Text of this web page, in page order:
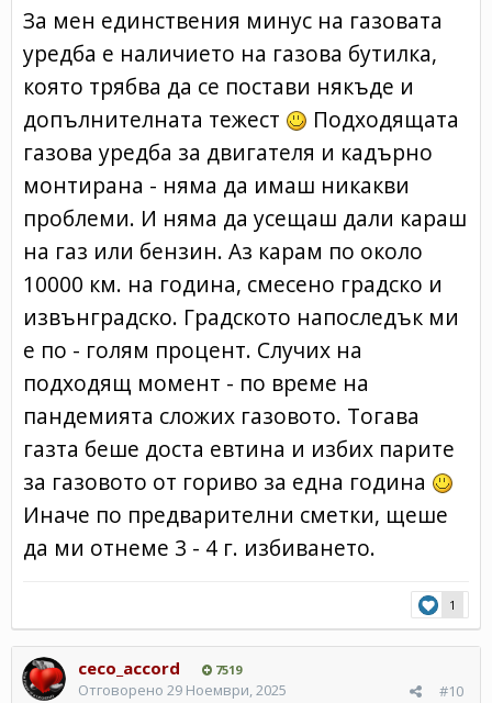
За мен единствения минус на газовата
уредба е наличието на газова бутилка,
която трябва да се постави някъде и
допълнителната тежест
Подходящата
газова уредба за двигателя и кадърно
монтирана - няма да имаш никакви
проблеми. И няма да усещаш дали караш
на газ или бензин. Аз карам по около
10000 км. на година, смесено градско и
извънградско. Градското напоследък ми
е по - голям процент. Случих на
подходящ момент - по време на
пандемията сложих газовото. Тогава
газта беше доста евтина и избих парите
за газовото от гориво за една година
Иначе по предварителни сметки, щеше
да ми отнеме 3 - 4 г. избиването.
1
ceco_accord 7519
#10
Отговорено 29 Ноември, 2025